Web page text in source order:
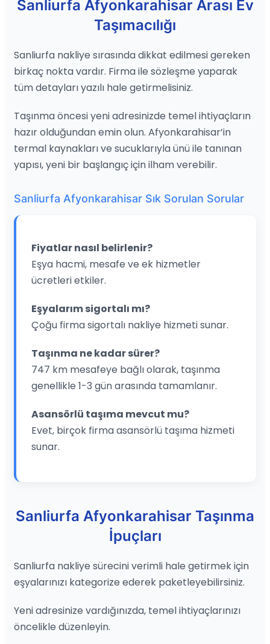
Sanliurfa Afyonkarahisar Arası Ev
Taşımacılığı
Sanliurfa nakliye sırasında dikkat edilmesi gereken
birkaç nokta vardır. Firma ile sözleşme yaparak
tüm detayları yazılı hale getirmelisiniz.
Taşınma öncesi yeni adresinizde temel ihtiyaçların
hazır olduğundan emin olun. Afyonkarahisar’in
termal kaynakları ve sucuklarıyla ünü ile tanınan
yapısı, yeni bir başlangıç için ilham verebilir.
Sanliurfa Afyonkarahisar Sık Sorulan Sorular
Fiyatlar nasıl belirlenir?
Eşya hacmi, mesafe ve ek hizmetler
ücretleri etkiler.
Eşyalarım sigortalı mı?
Çoğu firma sigortalı nakliye hizmeti sunar.
Taşınma ne kadar sürer?
747 km mesafeye bağlı olarak, taşınma
genellikle 1-3 gün arasında tamamlanır.
Asansörlü taşıma mevcut mu?
Evet, birçok firma asansörlü taşıma hizmeti
sunar.
Sanliurfa Afyonkarahisar Taşınma
İpuçları
Sanliurfa nakliye sürecini verimli hale getirmek için
eşyalarınızı kategorize ederek paketleyebilirsiniz.
Yeni adresinize vardığınızda, temel ihtiyaçlarınızı
öncelikle düzenleyin.